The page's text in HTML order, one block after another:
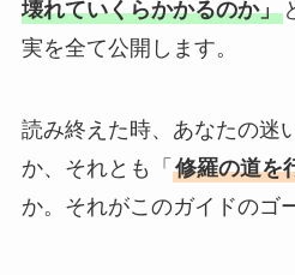
壊れていくらかかるのか」
実を全て公開します。
読み終えた時、あなたの迷
か、それとも「 修羅の道を
か。それがこのガイドのゴ